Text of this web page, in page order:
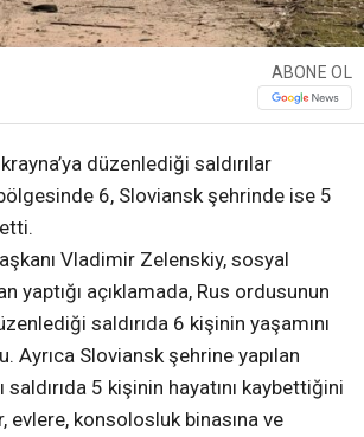
ABONE OL
düzenlediği saldırılar
6, Sloviansk şehrinde ise 5
Vladimir Zelenskiy, sosyal
yaptığı açıklamada, Rus ordusunun
saldırıda 6 kişinin yaşamını
Ayrıca Sloviansk şehrine yapılan
5 kişinin hayatını kaybettiğini
evlere, konsolosluk binasına ve